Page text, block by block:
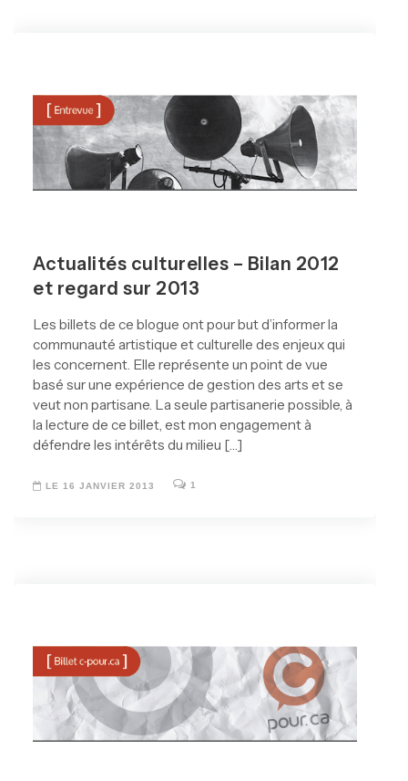
Actualités culturelles – Bilan 2012
et regard sur 2013
Les billets de ce blogue ont pour but d’informer la
communauté artistique et culturelle des enjeux qui
les concernent. Elle représente un point de vue
basé sur une expérience de gestion des arts et se
veut non partisane. La seule partisanerie possible, à
la lecture de ce billet, est mon engagement à
défendre les intérêts du milieu […]
LE 16 JANVIER 2013 1